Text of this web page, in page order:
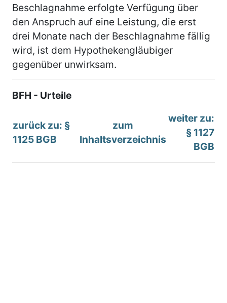
Beschlagnahme erfolgte Verfügung über
den Anspruch auf eine Leistung, die erst
drei Monate nach der Beschlagnahme fällig
wird, ist dem Hypothekengläubiger
gegenüber unwirksam.
BFH - Urteile
zurück zu: §
1125 BGB
zum
Inhaltsverzeichnis
weiter zu:
§ 1127
BGB